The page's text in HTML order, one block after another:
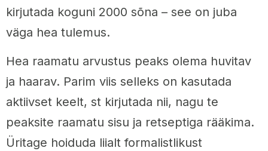
kirjutada koguni 2000 sõna – see on juba
väga hea tulemus.
Hea raamatu arvustus peaks olema huvitav
ja haarav. Parim viis selleks on kasutada
aktiivset keelt, st kirjutada nii, nagu te
peaksite raamatu sisu ja retseptiga rääkima.
Üritage hoiduda liialt formalistlikust